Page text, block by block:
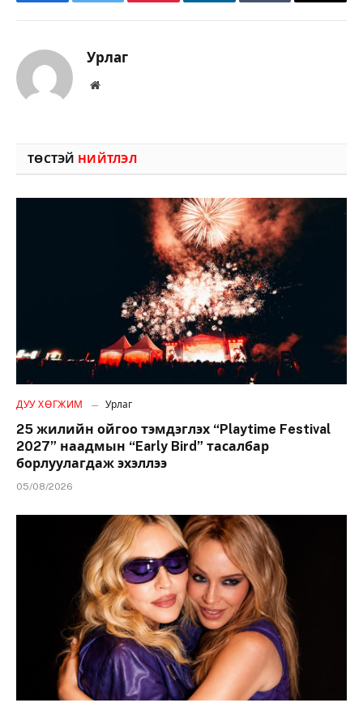
Урлаг
Вэбсайт
ТӨСТЭЙ НИЙТЛЭЛ
ДУУ ХӨГЖИМ Урлаг
25 жилийн ойгоо тэмдэглэх “Playtime Festival
2027” наадмын “Early Bird” тасалбар
борлуулагдаж эхэллээ
05/08/2026